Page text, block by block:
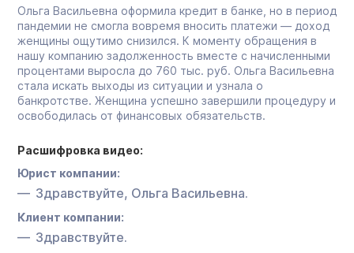
Ольга Васильевна оформила кредит в банке, но в период
пандемии не смогла вовремя вносить платежи — доход
женщины ощутимо снизился. К моменту обращения в
нашу компанию задолженность вместе с начисленными
процентами выросла до 760 тыс. руб. Ольга Васильевна
стала искать выходы из ситуации и узнала о
банкротстве. Женщина успешно завершили процедуру и
освободилась от финансовых обязательств.
Расшифровка видео:
Юрист компании:
Здравствуйте, Ольга Васильевна.
Клиент компании:
Здравствуйте.